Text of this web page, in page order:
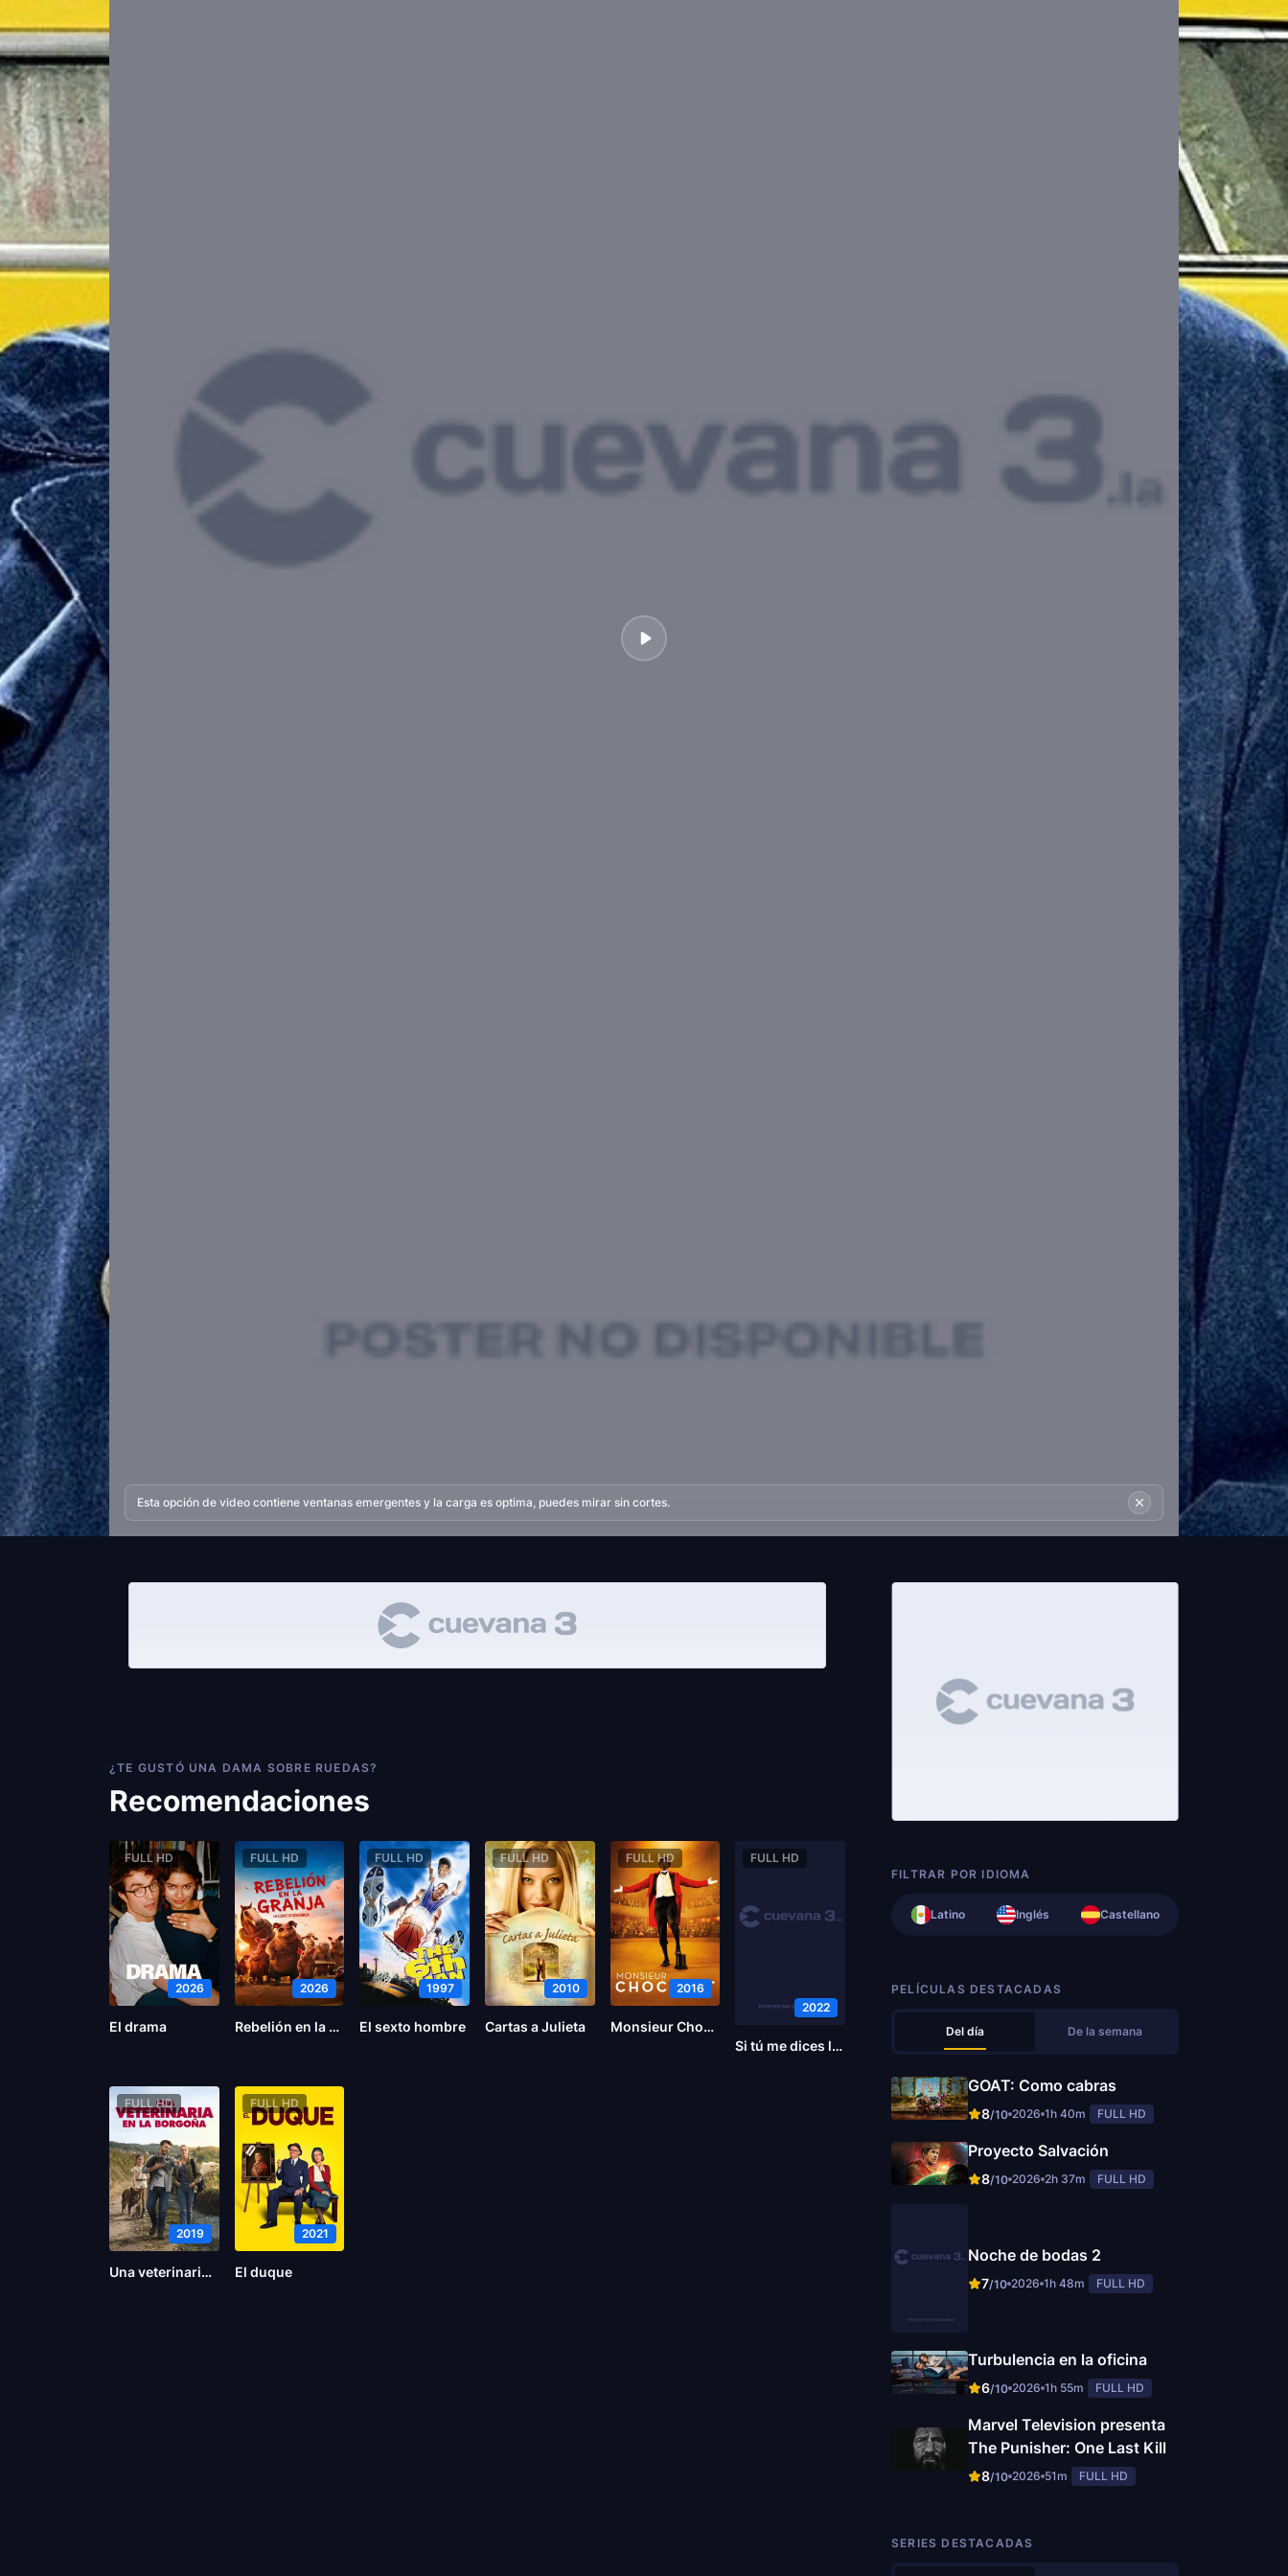
Esta opción de video contiene ventanas emergentes y la carga es optima, puedes mirar sin cortes.
¿TE GUSTÓ UNA DAMA SOBRE RUEDAS?
Recomendaciones
FULL HD
2026
El drama
FULL HD
2026
Rebelión en la Granja
FULL HD
1997
El sexto hombre
FULL HD
2010
Cartas a Julieta
FULL HD
2016
Monsieur Chocolat
FULL HD
2022
Si tú me dices lee
FULL HD
2019
Una veterinaria en la Borgoña
FULL HD
2021
El duque
FILTRAR POR IDIOMA
Latino Inglés Castellano
PELÍCULAS DESTACADAS
Del día De la semana
GOAT: Como cabras
8/10 2026 1h 40m FULL HD
Proyecto Salvación
8/10 2026 2h 37m FULL HD
Noche de bodas 2
7/10 2026 1h 48m FULL HD
Turbulencia en la oficina
6/10 2026 1h 55m FULL HD
Marvel Television presenta
The Punisher: One Last Kill
8/10 2026 51m FULL HD
SERIES DESTACADAS